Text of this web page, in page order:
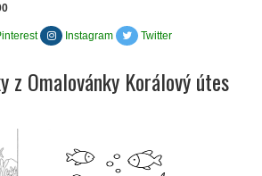
Instagram Twitter
z Omalovánky Korálový útes